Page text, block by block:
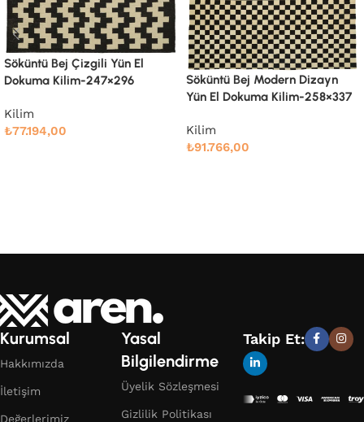
Söküntü Bej Modern Dizayn
Kilim
Söküntü Bej Modern Dizayn
Yün El Dokuma Kilim-260×334
₺91.661,00
Kurumsal
Hakkımızda
İletişim
Değerlerimiz
Yasal
Bilgilendirme
Üyelik Sözleşmesi
Gizlilik Politikası
Takip Et: